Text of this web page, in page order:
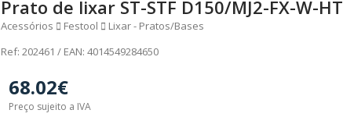
Prato de lixar ST-STF D150/MJ2-FX-W-HT
Acessórios Festool
Lixar - Pratos/Bases
Ref: 202461 / EAN: 4014549284650
68.02€
Preço sujeito a IVA